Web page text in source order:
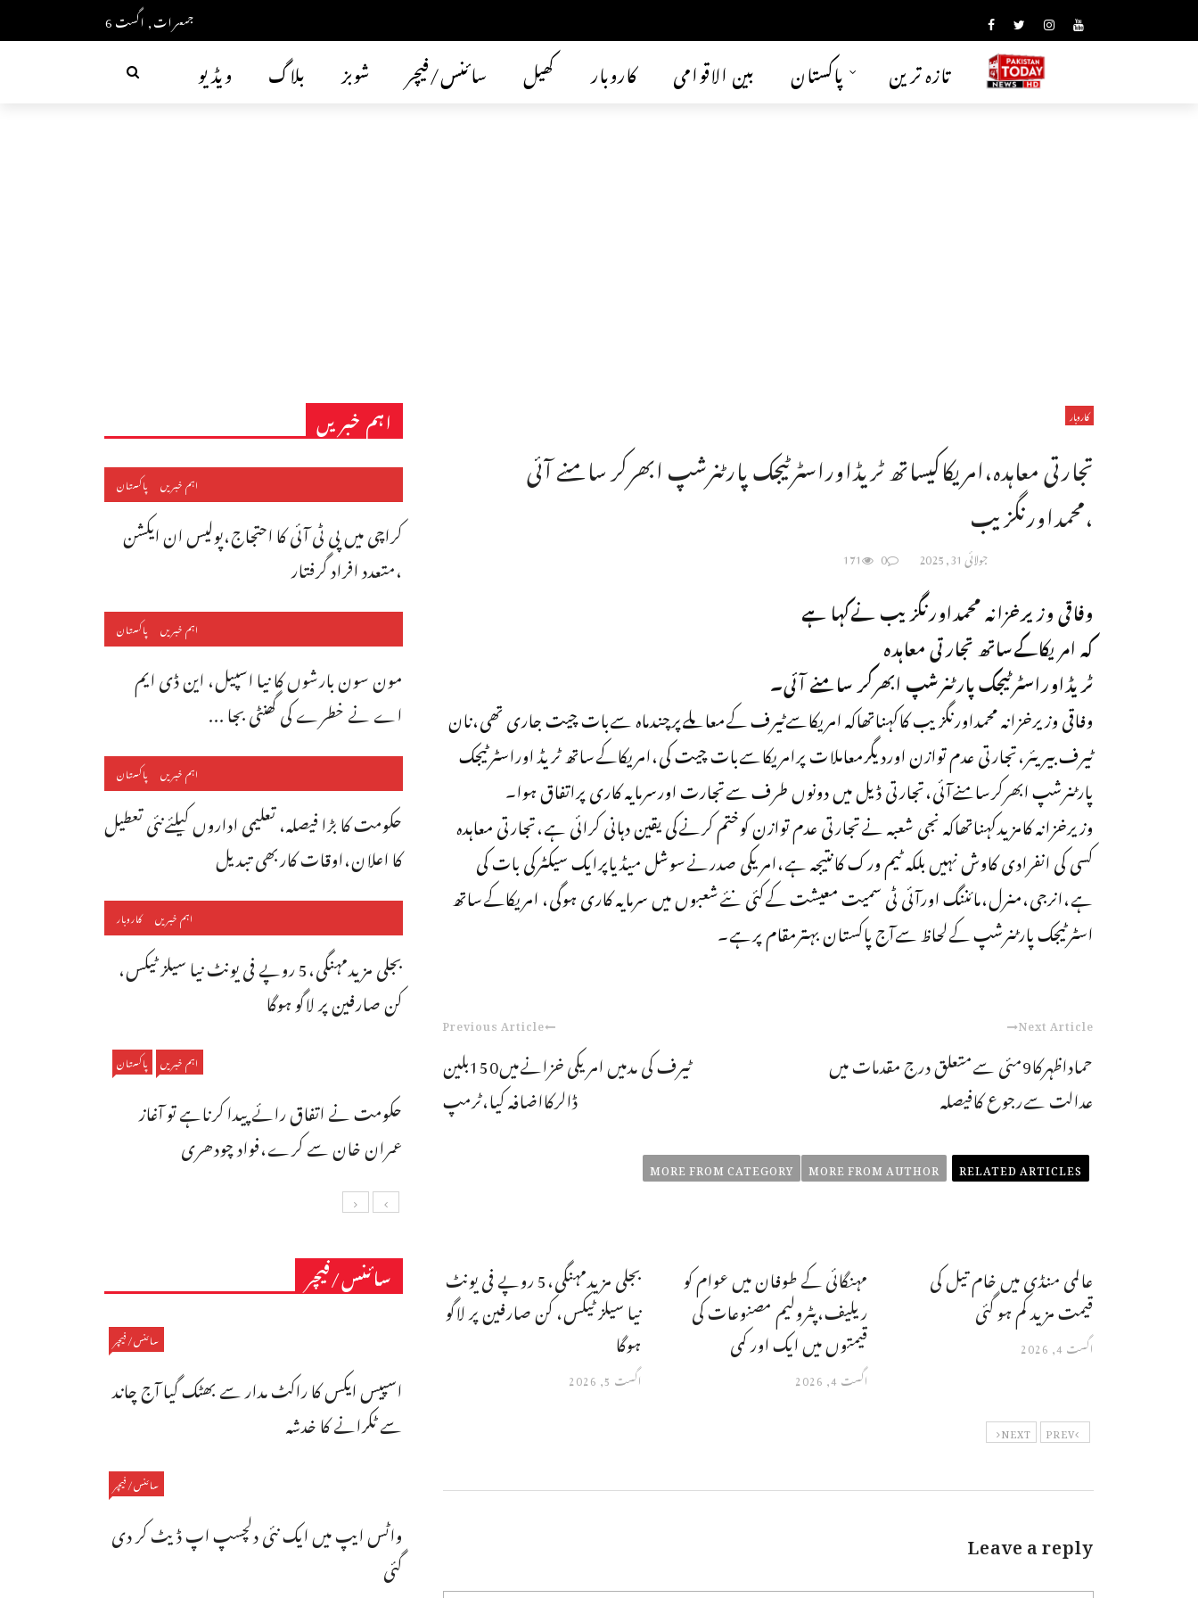
جمعرات, اگست 6
ویڈیو بلاگ شوبز سائنس/فیچر کھیل کاروبار بین الاقوامی پاکستان تازہ ترین
کاروبار
تجارتی معاہدہ،امریکاکیساتھ ٹریڈاوراسٹرٹیجک پارٹنرشپ ابھرکر سامنے آئی
،محمداورنگزیب
جولائی 31, 2025 0
171
وفاقی وزیرخزانہ محمداورنگزیب نےکہا ہے
کہ امریکاکےساتھ تجارتی معاہدہ
ٹریڈاوراسٹرٹیجک پارٹنرشپ ابھرکر سامنے آئی۔
وفاقی وزیرخزانہ محمداورنگزیب کاکہناتھاکہ امریکاسےٹیرف کےمعاملےپرچندماہ سےبات چیت جاری تھی،نان
ٹیرف بیریئر،تجارتی عدم توازن اوردیگرمعاملات پرامریکاسےبات چیت کی،امریکاکےساتھ ٹریڈ اوراسٹرٹیجک
پارٹنرشپ ابھرکرسامنےآئی،تجارتی ڈیل میں دونوں طرف سےتجارت اورسرمایہ کاری پراتفاق ہوا۔
وزیرخزانہ کامزیدکہناتھاکہ نجی شعبہ نےتجارتی عدم توازن کوختم کرنےکی یقین دہانی کرائی ہے،تجارتی معاہدہ
کسی کی انفرادی کاوش نہیں بلکہ ٹیم ورک کانتیجہ ہے،امریکی صدرنےسوشل میڈیاپرایک سیکٹرکی بات کی
ہے،انرجی،منرل،مائننگ اورآئی ٹی سمیت معیشت کےکئی نئےشعبوں میں سرمایہ کاری ہوگی، امریکاکےساتھ
اسٹرٹیجک پارٹنرشپ کےلحاظ سےآج پاکستان بہترمقام پرہے۔
Previous Article
ٹیرف کی مدمیں امریکی خزانےمیں150بلین
ڈالرکااضافہ کیا،ٹرمپ
Next Article
حماداظہرکا9مئی سےمتعلق درج مقدمات میں
عدالت سےرجوع کافیصلہ
RELATED ARTICLES
MORE FROM AUTHOR
MORE FROM CATEGORY
بجلی مزیدمہنگی،5 روپے فی یونٹ
نیا سیلز ٹیکس، کن صارفین پر لاگو
ہوگا
اگست 5, 2026
مہنگائی کے طوفان میں عوام کو
ریلیف،پٹرولیم مصنوعات کی
قیمتوں میں ایک اور کمی
اگست 4, 2026
عالمی منڈی میں خام تیل کی
قیمت مزید کم ہو گئی
اگست 4, 2026
PREV
NEXT
Leave a reply
اہم خبریں
اہم خبریں پاکستان
کراچی میں پی ٹی آئی کا احتجاج،پولیس ان ایکشن
،متعدد افراد گرفتار
اہم خبریں پاکستان
مون سون بارشوں کا نیا اسپیل، این ڈی ایم
اے نے خطرے کی گھنٹی بجا ...
اہم خبریں پاکستان
حکومت کا بڑا فیصلہ، تعلیمی اداروں کیلئےنئی تعطیل
کا اعلان،اوقات کاربھی تبدیل
اہم خبریں کاروبار
بجلی مزیدمہنگی،5 روپے فی یونٹ نیا سیلز ٹیکس،
کن صارفین پر لاگو ہوگا
اہم خبریں پاکستان
حکومت نے اتفاق رائے پیدا کرناہے تو آغاز
عمران خان سے کرے،فواد چودھری
سائنس/فیچر
سائنس/فیچر
اسپیس ایکس کا راکٹ مدار سے بھٹک گیا آج چاند
سے ٹکرانے کا خدشہ
سائنس/فیچر
واٹس ایپ میں ایک نئی دلچسپ اپ ڈیٹ کر دی
گئی